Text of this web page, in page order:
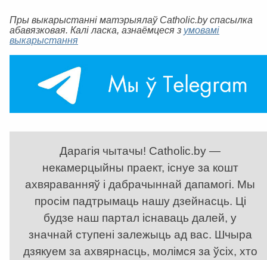
Пры выкарыстанні матэрыялаў Catholic.by спасылка
абавязковая. Калі ласка, азнаёмцеся з умовамі
выкарыстання
Дарагія чытачы! Catholic.by —
некамерцыйны праект, існуе за кошт
ахвяраванняў і дабрачыннай дапамогі. Мы
просім падтрымаць нашу дзейнасць. Ці
будзе наш партал існаваць далей, у
значнай ступені залежыць ад вас. Шчыра
дзякуем за ахвярнасць, молімся за ўсіх, хто